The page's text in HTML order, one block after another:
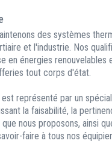
des systèmes
et l'industrie. Nos
en énergies renouvelables
tout corps d'état.
représenté par un
la faisabilité, la
nous proposons, ainsi
faire à tous nos